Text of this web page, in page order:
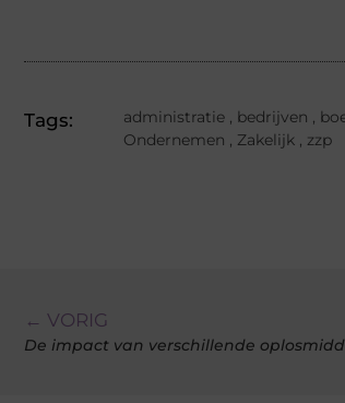
Tags: administratie bedrijven
Ondernemen
Zakelijk zzp
← VORIG
De impact van verschillende